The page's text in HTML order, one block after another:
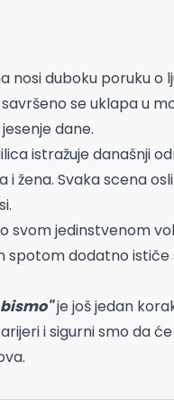
nosi duboku poruku o
se uklapa u
dane.
istražuje današnji
i žena. Svaka scena
svom jedinstvenom
spotom dodatno
je još jedan
i sigurni smo da